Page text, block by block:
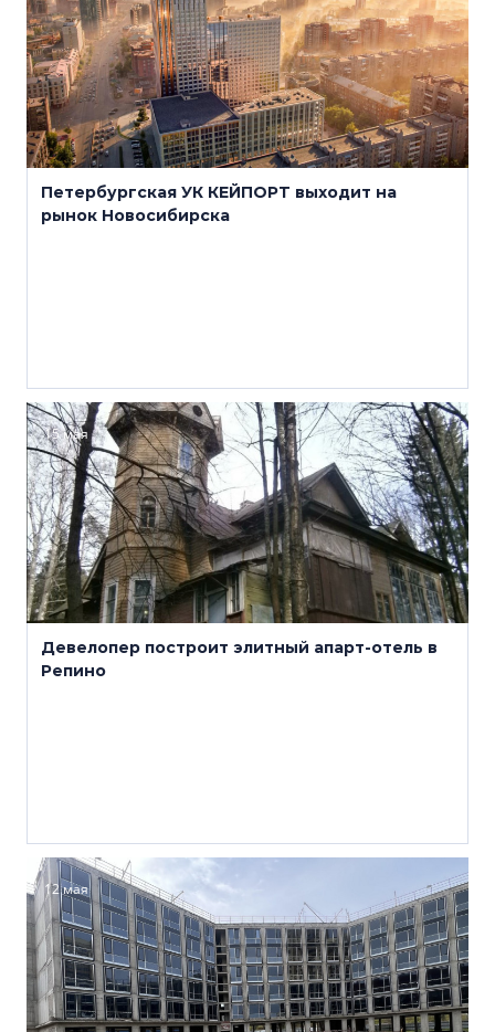
Петербургская УК КЕЙПОРТ выходит на
рынок Новосибирска
15 мая
Девелопер построит элитный апарт-отель в
Репино
12 мая